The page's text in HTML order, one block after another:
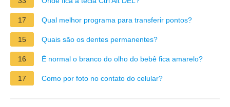
17 Qual melhor programa para transferir pontos?
15 Quais são os dentes permanentes?
16 É normal o branco do olho do bebê fica amarelo?
17 Como por foto no contato do celular?